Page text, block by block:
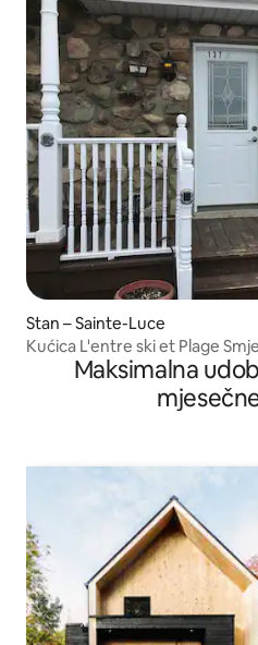
Stan – Sainte-Luce
Kućica L'entre
Maksimalna